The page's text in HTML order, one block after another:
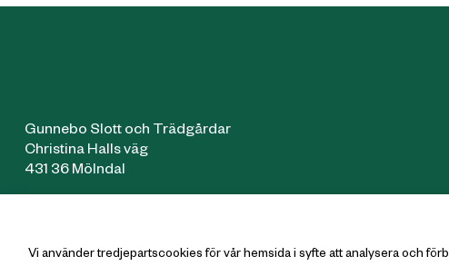
Vi använder tredjepartscookies för vår hemsida i syfte att analysera och
Gunnebo Slott och Trädgårdar
Christina Halls väg
431 36 Mölndal